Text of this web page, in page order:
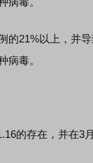
21%以上，并导
病毒。
的存在，并在3